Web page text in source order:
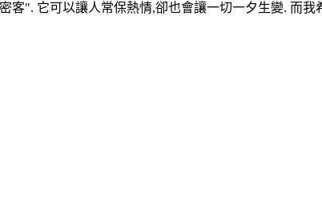
". 它可以讓人常保熱情,卻也會讓一切一夕生變. 而我